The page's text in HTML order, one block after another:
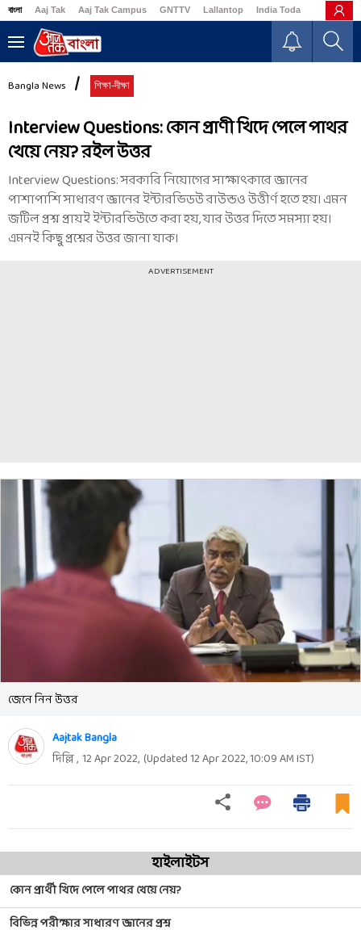
বাংলা Aaj Tak Aaj Tak Campus GNTTV Lallantop India Today Business
Bangla News শিক্ষা-দীক্ষা
Interview Questions: কোন প্রাণী খিদে পেলে পাথর
খেয়ে নেয়? রইল উত্তর
Interview Questions: সরকারি নিয়োগের সাক্ষাৎকারে জ্ঞানের
পাশাপাশি সাধারণ জ্ঞানের ইন্টারভিডউ রাউন্ডও উত্তীর্ণ হতে হয়। এমন
জটিল প্রশ্ন প্রায়ই ইন্টারভিউতে করা হয়, যার উত্তর দিতে সমস্যা হয়।
এমনই কিছু প্রশ্নের উত্তর জানা যাক।
ADVERTISEMENT
জেনে নিন উত্তর
Aajtak Bangla
দিল্লি , 12 Apr 2022, (Updated12 Apr 2022, 10:09 AMIST)
হাইলাইটস
কোন প্রার্থী খিদে পেলে পাথর খেয়ে নেয়?
বিভিন্ন পরীক্ষার সাধারণ জ্ঞানের প্রশ্ন